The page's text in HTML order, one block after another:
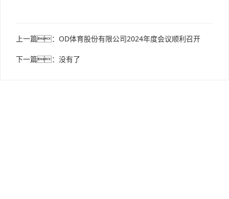
上一篇： OD体育股份有限公司2024年度会议顺利召开
下一篇：没有了